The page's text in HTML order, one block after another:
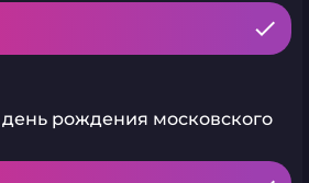
день рождения московского